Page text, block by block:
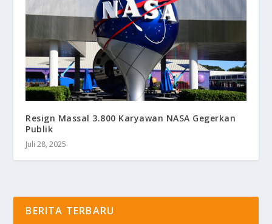
Resign Massal 3.800 Karyawan NASA Gegerkan
Publik
Juli 28, 2025
BERITA TERBARU